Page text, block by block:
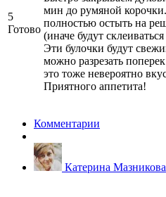
5
Готово
мин до румяной
полностью остыть на
(иначе будут
Эти булочки будут
можно разрезать
это тоже невероятно
Приятного аппетита!
Комментарии
Катерина Мазникова